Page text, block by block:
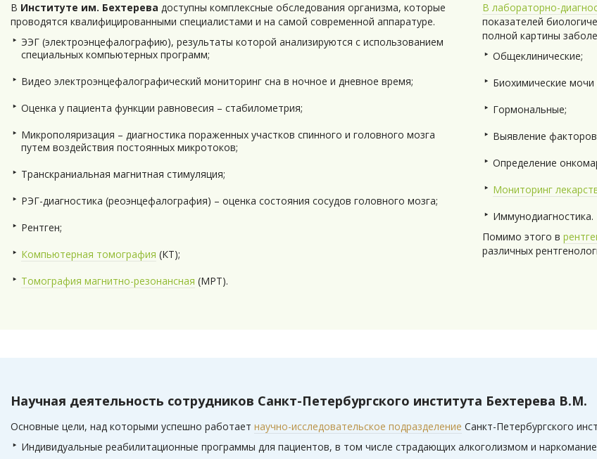
В Институте им. Бехтерева доступны комплексные обследования организма, которые
проводятся квалифицированными специалистами и на самой современной аппаратуре.
ЭЭГ (электроэнцефалографию), результаты которой анализируются с использованием
специальных компьютерных программ;
Видео электроэнцефалографический мониторинг сна в ночное и дневное время;
Оценка у пациента функции равновесия – стабилометрия;
Микрополяризация – диагностика пораженных участков спинного и головного мозга
путем воздействия постоянных микротоков;
Транскраниальная магнитная стимуляция;
РЭГ-диагностика (реоэнцефалография) – оценка состояния сосудов головного мозга;
Рентген;
Компьютерная томография (КТ);
Томография магнитно-резонансная (МРТ).
В лабораторно-
показателей
полной картины
Общеклинические;
Биохимические мочи
Гормональные;
Выявление
Определение
Мониторинг
Иммунодиагностика.
Помимо этого в
различных
Научная деятельность сотрудников Санкт-Петербургского института Бехтерева В.М.
Основные цели, над которыми успешно работает научно-исследовательское подразделение Санкт-Петербургского
Индивидуальные реабилитационные программы для пациентов, в том числе страдающих алкоголизмом и